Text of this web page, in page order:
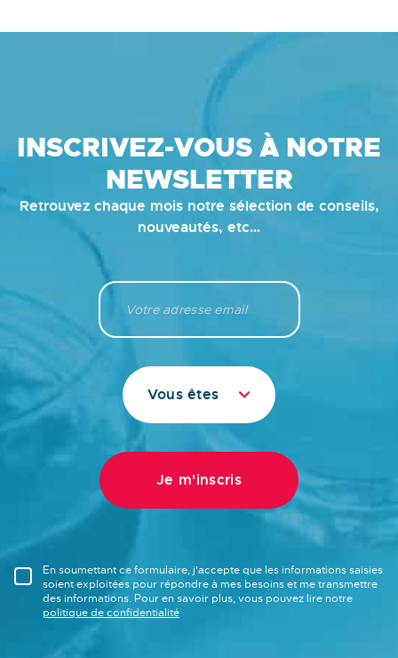
INSCRIVEZ-VOUS À NOTRE
NEWSLETTER
Retrouvez chaque mois notre sélection de conseils,
nouveautés, etc…
Vous êtes
En soumettant ce formulaire, j'accepte que les informations saisies
soient exploitées pour répondre à mes besoins et me transmettre
des informations. Pour en savoir plus, vous pouvez lire notre
politique de confidentialité